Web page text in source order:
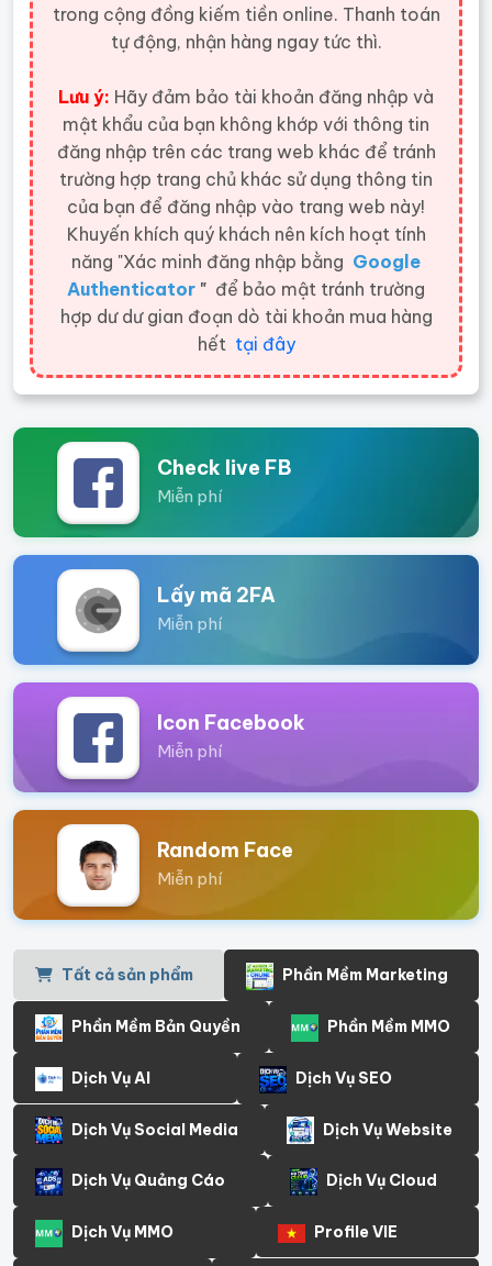
trong cộng đồng kiếm tiền online. Thanh toán
tự động, nhận hàng ngay tức thì.
Lưu ý: Hãy đảm bảo tài khoản đăng nhập và
mật khẩu của bạn không khớp với thông tin
đăng nhập trên các trang web khác để tránh
trường hợp trang chủ khác sử dụng thông tin
của bạn để đăng nhập vào trang web này!
Khuyến khích quý khách nên kích hoạt tính
năng "Xác minh đăng nhập bằng Google
Authenticator " để bảo mật tránh trường
hợp dư dư gian đoạn dò tài khoản mua hàng
hết tại đây
Check live FB
Miễn phí
Lấy mã 2FA
Miễn phí
Icon Facebook
Miễn phí
Random Face
Miễn phí
Tất cả sản phẩm Phần Mềm Marketing
Phần Mềm Bản Quyền Phần Mềm MMO
Dịch Vụ AI Dịch Vụ SEO
Dịch Vụ Social Media Dịch Vụ Website
Dịch Vụ Quảng Cáo Dịch Vụ Cloud
Dịch Vụ MMO Profile VIE